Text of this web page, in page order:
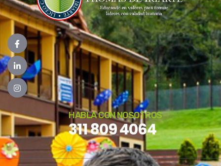
HABLA CON NOSOTROS
311 809 4064